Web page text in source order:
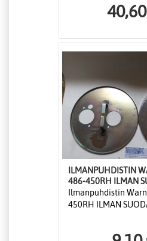
ILMANPUHDISTIN
486-450RH ILMAN
Ilmanpuhdistin
450RH ILMAN